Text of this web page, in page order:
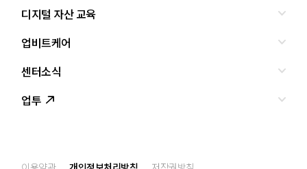
올바른 투자란?
투자사기 유형과 예방
업비트 보호조치
디지털 자산 교육
교육
조사·연구
업비트케어
서비스안내
서비스신청
센터소식
인사말
업투